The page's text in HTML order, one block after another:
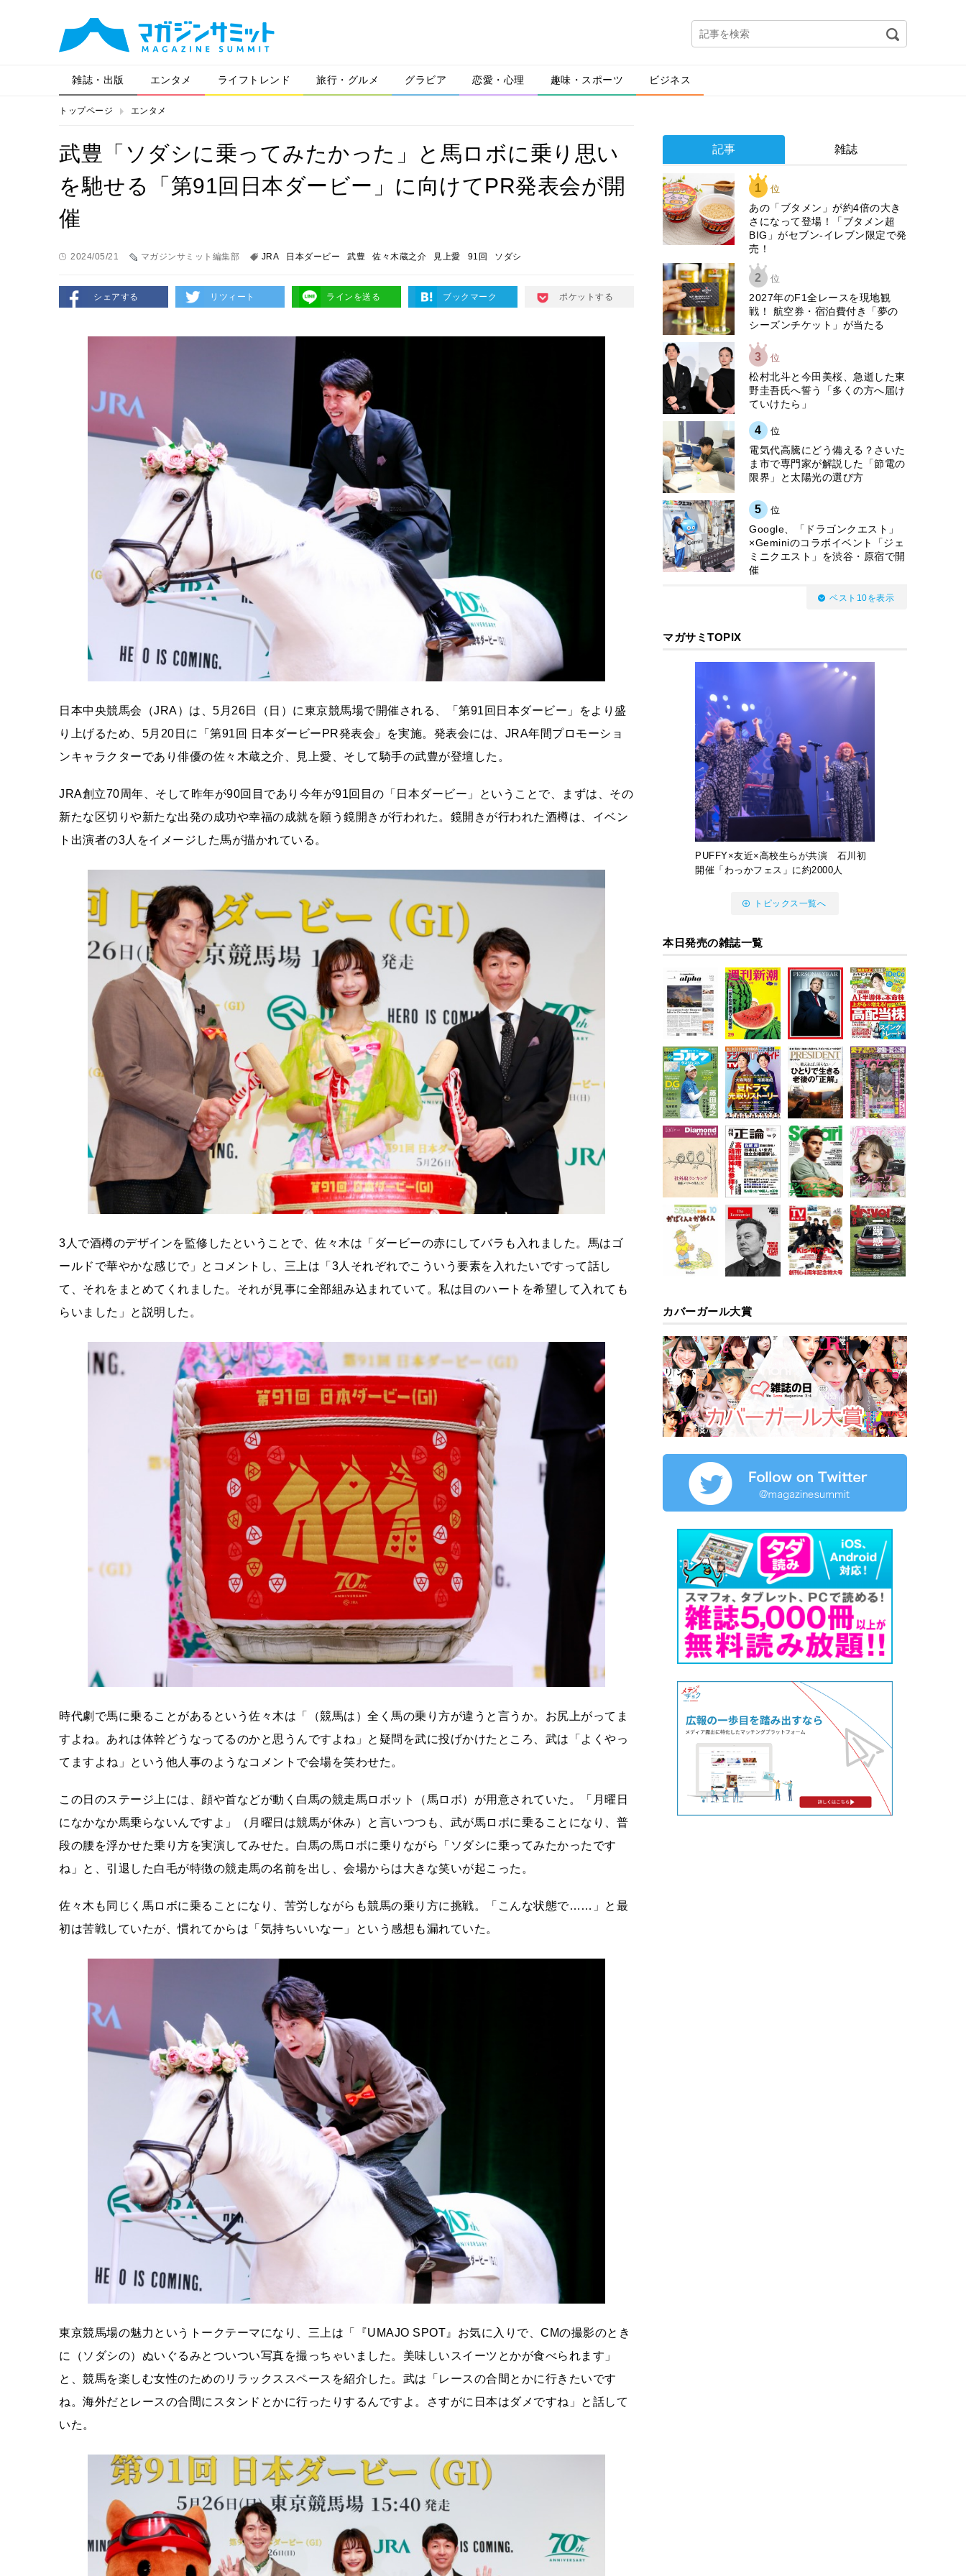
雑誌・出版 エンタメ ライフトレンド 旅行・グルメ グラビア 恋愛・心理 趣味・スポーツ ビジネス
トップページ エンタメ
武豊「ソダシに乗ってみたかった」と馬ロボに乗り思い
を馳せる「第91回日本ダービー」に向けてPR発表会が開
催
2024/05/21 マガジンサミット編集部 JRA 日本ダービー 武豊 佐々木蔵之介 見上愛 91回 ソダシ
シェアする リツィート ラインを送る ブックマーク ポケットする
日本中央競馬会（JRA）は、5月26日（日）に東京競馬場で開催される、「第91回日本ダービー」をより盛
り上げるため、5月20日に「第91回 日本ダービーPR発表会」を実施。発表会には、JRA年間プロモーショ
ンキャラクターであり俳優の佐々木蔵之介、見上愛、そして騎手の武豊が登壇した。
JRA創立70周年、そして昨年が90回目であり今年が91回目の「日本ダービー」ということで、まずは、その
新たな区切りや新たな出発の成功や幸福の成就を願う鏡開きが行われた。鏡開きが行われた酒樽は、イベン
ト出演者の3人をイメージした馬が描かれている。
3人で酒樽のデザインを監修したということで、佐々木は「ダービーの赤にしてバラも入れました。馬はゴ
ールドで華やかな感じで」とコメントし、三上は「3人それぞれでこういう要素を入れたいですって話し
て、それをまとめてくれました。それが見事に全部組み込まれていて。私は目のハートを希望して入れても
らいました」と説明した。
時代劇で馬に乗ることがあるという佐々木は「（競馬は）全く馬の乗り方が違うと言うか。お尻上がってま
すよね。あれは体幹どうなってるのかと思うんですよね」と疑問を武に投げかけたところ、武は「よくやっ
てますよね」という他人事のようなコメントで会場を笑わせた。
この日のステージ上には、顔や首などが動く白馬の競走馬ロボット（馬ロボ）が用意されていた。「月曜日
になかなか馬乗らないんですよ」（月曜日は競馬が休み）と言いつつも、武が馬ロボに乗ることになり、普
段の腰を浮かせた乗り方を実演してみせた。白馬の馬ロボに乗りながら「ソダシに乗ってみたかったです
ね」と、引退した白毛が特徴の競走馬の名前を出し、会場からは大きな笑いが起こった。
佐々木も同じく馬ロボに乗ることになり、苦労しながらも競馬の乗り方に挑戦。「こんな状態で……」と最
初は苦戦していたが、慣れてからは「気持ちいいなー」という感想も漏れていた。
東京競馬場の魅力というトークテーマになり、三上は「『UMAJO SPOT』お気に入りで、CMの撮影のとき
に（ソダシの）ぬいぐるみとついつい写真を撮っちゃいました。美味しいスイーツとかが食べられます」
と、競馬を楽しむ女性のためのリラックススペースを紹介した。武は「レースの合間とかに行きたいです
ね。海外だとレースの合間にスタンドとかに行ったりするんですよ。さすがに日本はダメですね」と話して
いた。
記事 雑誌
1 位
あの「ブタメン」が約4倍の大き
さになって登場！「ブタメン超
BIG」がセブン‐イレブン限定で発
売！
2 位
2027年のF1全レースを現地観
戦！ 航空券・宿泊費付き「夢の
シーズンチケット」が当たる
3 位
松村北斗と今田美桜、急逝した東
野圭吾氏へ誓う「多くの方へ届け
ていけたら」
4 位
電気代高騰にどう備える？さいた
ま市で専門家が解説した「節電の
限界」と太陽光の選び方
5 位
Google、「ドラゴンクエスト」
×Geminiのコラボイベント「ジェ
ミニクエスト」を渋谷・原宿で開
催
ベスト10を表示
マガサミTOPIX
PUFFY×友近×高校生らが共演 石川初
開催「わっかフェス」に約2000人
トピックス一覧へ
本日発売の雑誌一覧
カバーガール大賞